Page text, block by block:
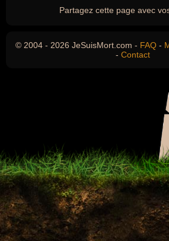
Partagez cette page avec
© 2004 - 2026 JeSuisMort.com - FAQ -
- Contact